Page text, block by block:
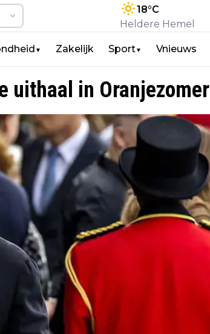
18°C
Heldere Hemel
▼ Zakelijk Sport▼ Vnieuws
uithaal in Oranjezomer